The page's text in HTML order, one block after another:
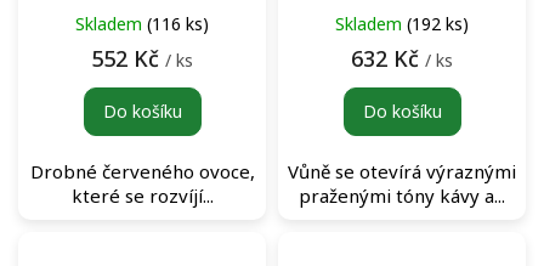
červené víno
Skladem (116 ks)
552 Kč / ks
Do košíku
Drobné červeného ovoce,
které se rozvíjí...
víno
Skladem (192 ks)
632 Kč / ks
Do košíku
Vůně se otevírá výraznými
praženými tóny kávy a...